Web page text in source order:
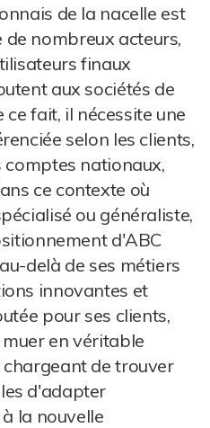
de la nacelle est
nombreux acteurs,
finaux
aux sociétés de
fait, il nécessite une
selon les clients,
comptes nationaux,
ce contexte où
ou généraliste,
d'ABC
delà de ses métiers
innovantes et
pour ses clients,
muer en véritable
de trouver
d'adapter
la nouvelle